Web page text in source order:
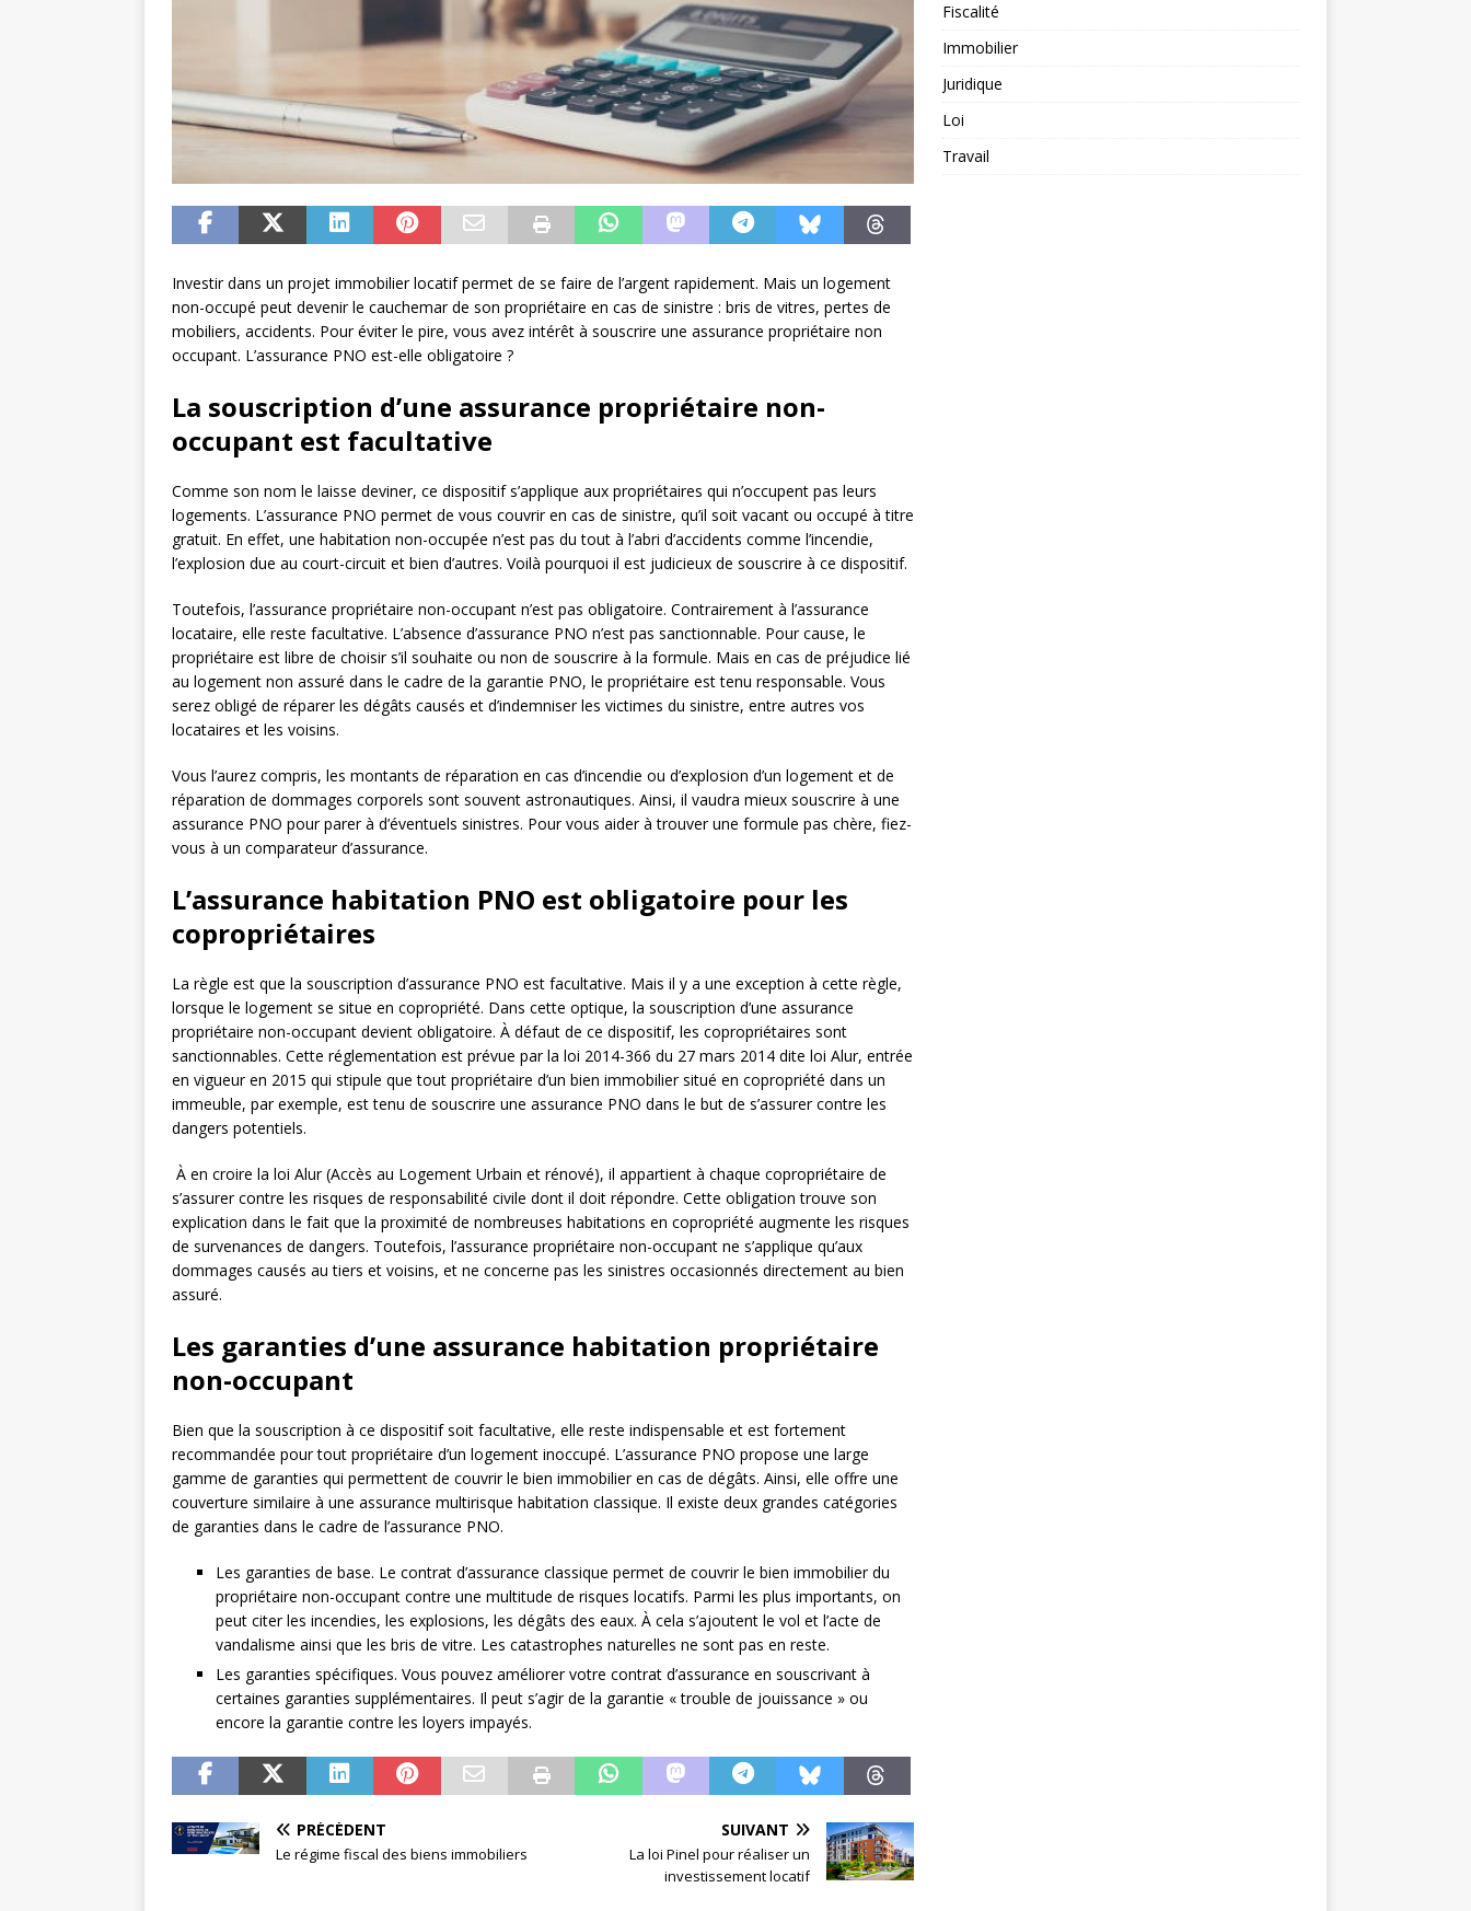
Investir dans un projet immobilier locatif permet de se faire de l’argent rapidement. Mais un logement
non-occupé peut devenir le cauchemar de son propriétaire en cas de sinistre : bris de vitres, pertes de
mobiliers, accidents. Pour éviter le pire, vous avez intérêt à souscrire une assurance propriétaire non
occupant. L’assurance PNO est-elle obligatoire ?
La souscription d’une assurance propriétaire non-
occupant est facultative
Comme son nom le laisse deviner, ce dispositif s’applique aux propriétaires qui n’occupent pas leurs
logements. L’assurance PNO permet de vous couvrir en cas de sinistre, qu’il soit vacant ou occupé à titre
gratuit. En effet, une habitation non-occupée n’est pas du tout à l’abri d’accidents comme l’incendie,
l’explosion due au court-circuit et bien d’autres. Voilà pourquoi il est judicieux de souscrire à ce dispositif.
Toutefois, l’assurance propriétaire non-occupant n’est pas obligatoire. Contrairement à l’assurance
locataire, elle reste facultative. L’absence d’assurance PNO n’est pas sanctionnable. Pour cause, le
propriétaire est libre de choisir s’il souhaite ou non de souscrire à la formule. Mais en cas de préjudice lié
au logement non assuré dans le cadre de la garantie PNO, le propriétaire est tenu responsable. Vous
serez obligé de réparer les dégâts causés et d’indemniser les victimes du sinistre, entre autres vos
locataires et les voisins.
Vous l’aurez compris, les montants de réparation en cas d’incendie ou d’explosion d’un logement et de
réparation de dommages corporels sont souvent astronautiques. Ainsi, il vaudra mieux souscrire à une
assurance PNO pour parer à d’éventuels sinistres. Pour vous aider à trouver une formule pas chère, fiez-
vous à un comparateur d’assurance.
L’assurance habitation PNO est obligatoire pour les
copropriétaires
La règle est que la souscription d’assurance PNO est facultative. Mais il y a une exception à cette règle,
lorsque le logement se situe en copropriété. Dans cette optique, la souscription d’une assurance
propriétaire non-occupant devient obligatoire. À défaut de ce dispositif, les copropriétaires sont
sanctionnables. Cette réglementation est prévue par la loi 2014-366 du 27 mars 2014 dite loi Alur, entrée
en vigueur en 2015 qui stipule que tout propriétaire d’un bien immobilier situé en copropriété dans un
immeuble, par exemple, est tenu de souscrire une assurance PNO dans le but de s’assurer contre les
dangers potentiels.
À en croire la loi Alur (Accès au Logement Urbain et rénové), il appartient à chaque copropriétaire de
s’assurer contre les risques de responsabilité civile dont il doit répondre. Cette obligation trouve son
explication dans le fait que la proximité de nombreuses habitations en copropriété augmente les risques
de survenances de dangers. Toutefois, l’assurance propriétaire non-occupant ne s’applique qu’aux
dommages causés au tiers et voisins, et ne concerne pas les sinistres occasionnés directement au bien
assuré.
Les garanties d’une assurance habitation propriétaire
non-occupant
Bien que la souscription à ce dispositif soit facultative, elle reste indispensable et est fortement
recommandée pour tout propriétaire d’un logement inoccupé. L’assurance PNO propose une large
gamme de garanties qui permettent de couvrir le bien immobilier en cas de dégâts. Ainsi, elle offre une
couverture similaire à une assurance multirisque habitation classique. Il existe deux grandes catégories
de garanties dans le cadre de l’assurance PNO.
Les garanties de base. Le contrat d’assurance classique permet de couvrir le bien immobilier du
propriétaire non-occupant contre une multitude de risques locatifs. Parmi les plus importants, on
peut citer les incendies, les explosions, les dégâts des eaux. À cela s’ajoutent le vol et l’acte de
vandalisme ainsi que les bris de vitre. Les catastrophes naturelles ne sont pas en reste.
Les garanties spécifiques. Vous pouvez améliorer votre contrat d’assurance en souscrivant à
certaines garanties supplémentaires. Il peut s’agir de la garantie « trouble de jouissance » ou
encore la garantie contre les loyers impayés.
PRÉCÉDENT
Le régime fiscal des biens immobiliers
SUIVANT
La loi Pinel pour réaliser un
investissement locatif
Fiscalité
Immobilier
Juridique
Loi
Travail